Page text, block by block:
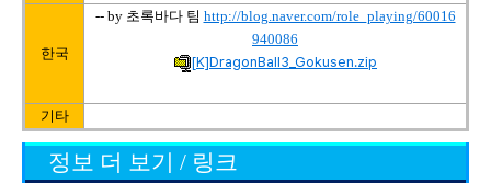
한국
-- by 초록바다 팀 http://blog.naver.com/role_playing/60016
940086
[K]DragonBall3_Gokusen.zip
기타
정보 더 보기 / 링크